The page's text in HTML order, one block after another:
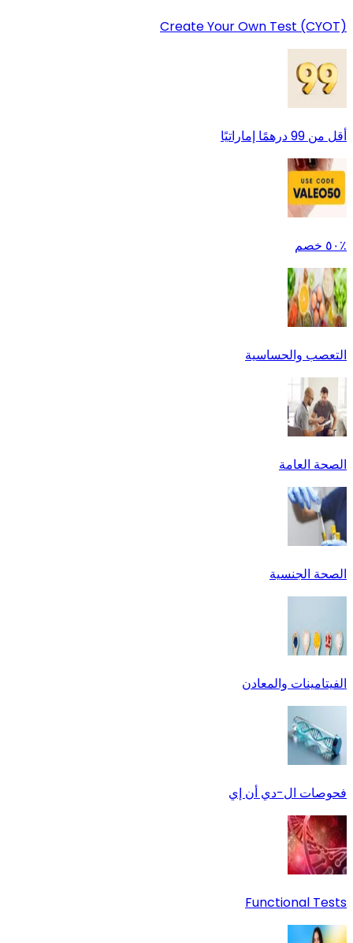
Create Your Own Test (CYOT)
أقل من 99 درهمًا إماراتيًا
٪٥٠ خصم
التعصب والحساسية
الصحة العامة
الصحة الجنسية
الفيتامينات والمعادن
فحوصات ال-دي أن إي
Functional Tests